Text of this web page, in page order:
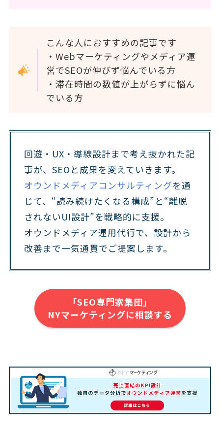
こんな人におすすめの記事です
・Webマーケティングやメディア運
営でSEOが伸びず悩んでいる方
・滞在時間の数値が上がらずに悩ん
でいる方
回遊・UX・導線設計まで考え抜かれた記
事が、SEOと成果を変えていきます。
オウンドメディアコンサルティングを通
じて、“読み続けたくなる構成”と“離脱
されないUI設計”を戦略的に支援。
オウンドメディア運用代行で、設計から
改善まで一気通貫でご提案します。
「SEO専門家集団」
NYマーケティングに相談する